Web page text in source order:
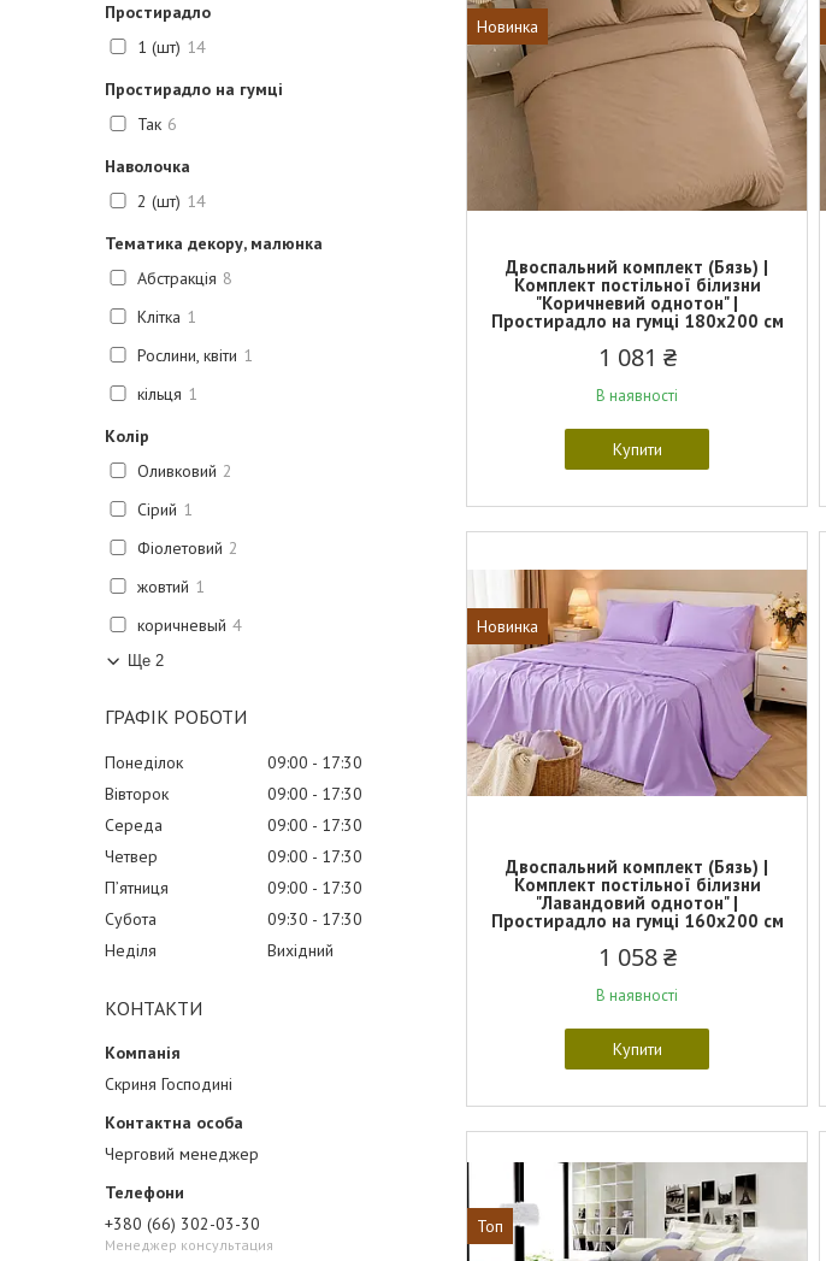
Простирадло
1 (шт) 14
Простирадло на гумці
Так 6
Наволочка
2 (шт) 14
Тематика декору, малюнка
Абстракція 8
Клітка 1
Рослини, квіти 1
кільця 1
Колір
Оливковий 2
Сірий 1
Фіолетовий 2
жовтий 1
коричневый 4
Ще 2
ГРАФІК РОБОТИ
Понеділок 09:00
17:30
Вівторок
09:00
17:30
Середа
09:00
17:30
Четвер
09:00
17:30
Пʼятниця
09:00
17:30
Субота
09:30
17:30
Неділя
Вихідний
КОНТАКТИ
Скриня Господині
Черговий менеджер
+380 (66) 302-03-30
Менеджер консультация
Новинка
Двоспальний комплект (Бязь) |
Комплект постільної білизни
"Коричневий однотон" |
Простирадло на гумці 180х200 см
1 081 ₴
В наявності
Купити
Новинка
Двоспальний комплект (Бязь) |
Комплект постільної білизни
"Лавандовий однотон" |
Простирадло на гумці 160х200 см
1 058 ₴
В наявності
Купити
Топ